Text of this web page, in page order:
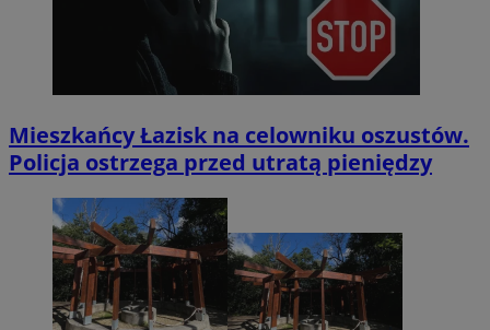
Mieszkańcy Łazisk na celowniku oszustów.
Policja ostrzega przed utratą pieniędzy